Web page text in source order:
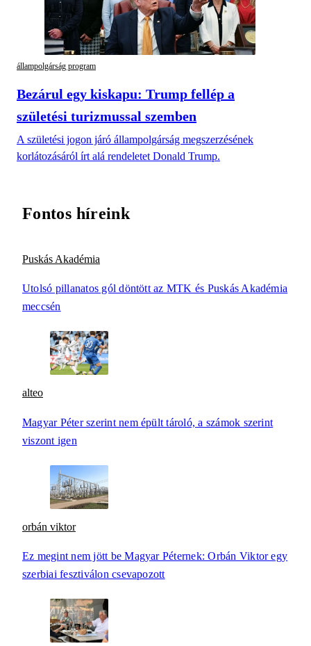
állampolgárság program
Bezárul egy kiskapu: Trump fellép a
születési turizmussal szemben
A születési jogon járó állampolgárság megszerzésének
korlátozásáról írt alá rendeletet Donald Trump.
Fontos híreink
Puskás Akadémia
Utolsó pillanatos gól döntött az MTK és Puskás Akadémia
meccsén
alteo
Magyar Péter szerint nem épült tároló, a számok szerint
viszont igen
orbán viktor
Ez megint nem jött be Magyar Péternek: Orbán Viktor egy
szerbiai fesztiválon csevapozott